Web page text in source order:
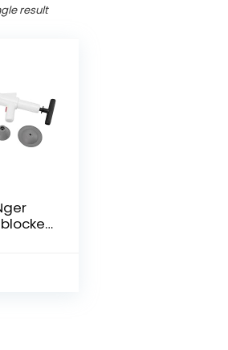
result